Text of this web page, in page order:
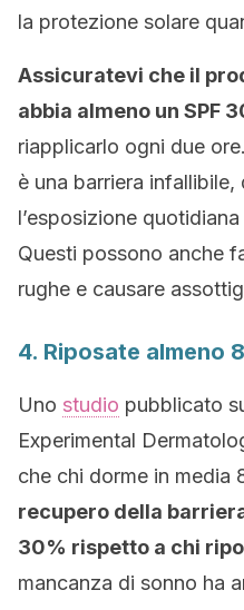
la protezione solare
Assicuratevi che il
abbia almeno un SPF
riapplicarlo ogni due
è una barriera
l’esposizione
Questi possono anche
rughe e causare
4. Riposate almeno
Uno studio pubblicato
Experimental
che chi dorme in media
recupero della
30% rispetto a chi
mancanza di sonno ha